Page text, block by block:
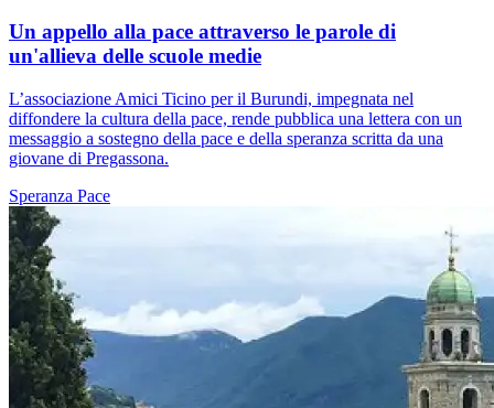
Un appello alla pace attraverso le parole di
un'allieva delle scuole medie
L’associazione Amici Ticino per il Burundi, impegnata nel
diffondere la cultura della pace, rende pubblica una lettera con un
messaggio a sostegno della pace e della speranza scritta da una
giovane di Pregassona.
Speranza Pace